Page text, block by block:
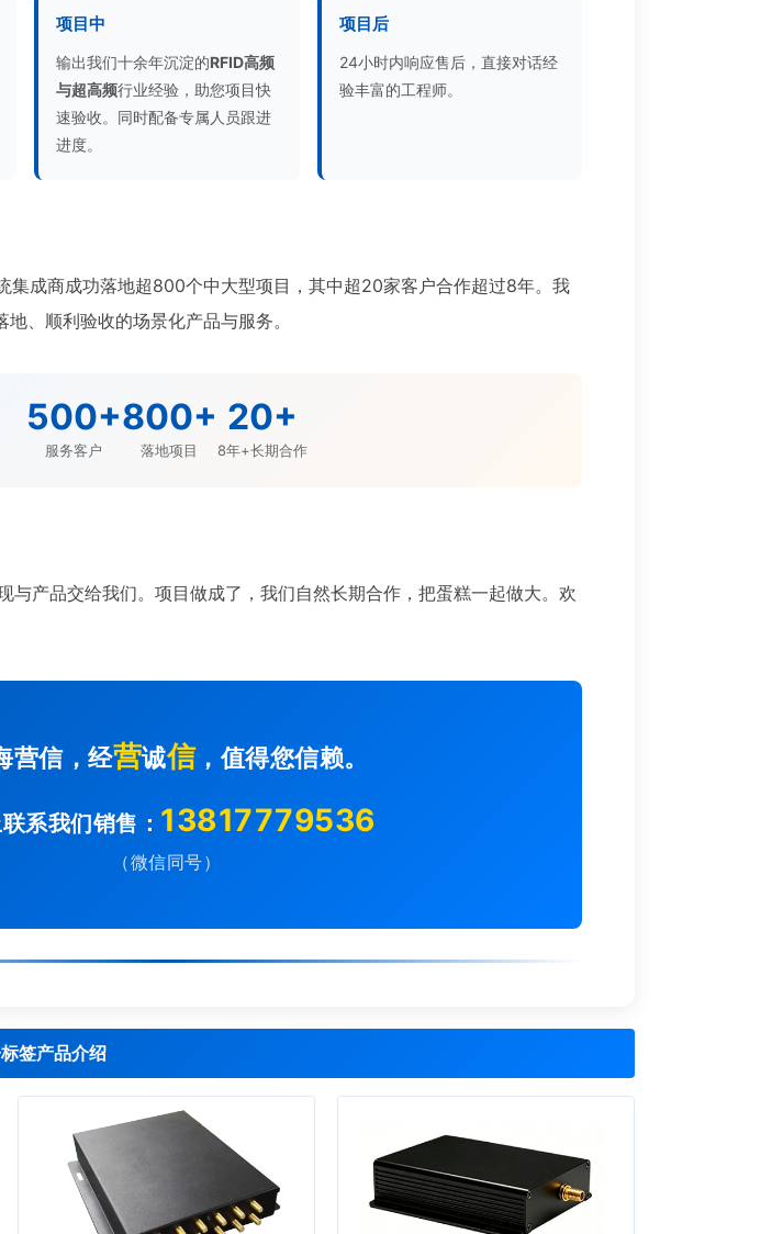
项目中
输出我们十余年沉淀的RFID高频
与超高频行业经验，助您项目快
速验收。同时配备专属人员跟进
进度。
项目后
24小时内响应售后，直接对话经
验丰富的工程师。
集成商成功落地超800个中大型项目，其中超20家客户合作超过8年。我
、顺利验收的场景化产品与服务。
500+
服务客户
800+
落地项目
20+
8年+长期合作
与产品交给我们。项目做成了，我们自然长期合作，把蛋糕一起做大。欢
营信，经营诚信，值得您信赖。
系我们销售： 13817779536
（微信同号）
签产品介绍